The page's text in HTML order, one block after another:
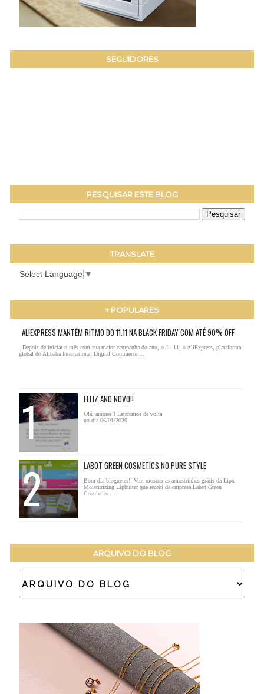
SEGUIDORES
PESQUISAR ESTE BLOG
TRANSLATE
Select Language ▼
+ POPULARES
ALIEXPRESS MANTÉM RITMO DO 11.11 NA BLACK FRIDAY COM ATÉ 90% OFF
Depois de iniciar o mês com sua maior campanha do ano, o 11.11, o AliExpress, plataforma
global do Alibaba International Digital Commerce ...
FELIZ ANO NOVO!!
Olá, amores!! Estaremos de volta
no dia 06/01/2020
LABOT GREEN COSMETICS NO PURE STYLE
Bom dia bloguetes!! Vim mostrar as amostrinhas grátis da Lipx
Moisturizing Lipbutter que recebi da empresa Labot Green
Cosmetics . ...
ARQUIVO DO BLOG